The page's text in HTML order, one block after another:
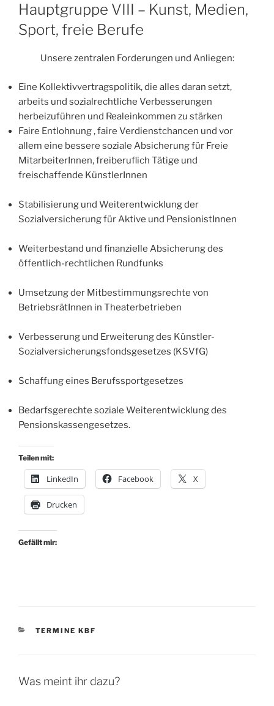
Hauptgruppe VIII – Kunst, Medien,
Sport, freie Berufe
Unsere zentralen Forderungen und Anliegen:
Eine Kollektivvertragspolitik, die alles daran setzt,
arbeits und sozialrechtliche Verbesserungen
herbeizuführen und Realeinkommen zu stärken
Faire Entlohnung , faire Verdienstchancen und vor
allem eine bessere soziale Absicherung für Freie
MitarbeiterInnen, freiberuflich Tätige und
freischaffende KünstlerInnen
Stabilisierung und Weiterentwicklung der
Sozialversicherung für Aktive und PensionistInnen
Weiterbestand und finanzielle Absicherung des
öffentlich-rechtlichen Rundfunks
Umsetzung der Mitbestimmungsrechte von
BetriebsrätInnen in Theaterbetrieben
Verbesserung und Erweiterung des Künstler-
Sozialversicherungsfondsgesetzes (KSVfG)
Schaffung eines Berufssportgesetzes
Bedarfsgerechte soziale Weiterentwicklung des
Pensionskassengesetzes.
Teilen mit:
LinkedIn Facebook X
Drucken
Gefällt mir:
KATEGORIEN
TERMINE KBF
Was meint ihr dazu?